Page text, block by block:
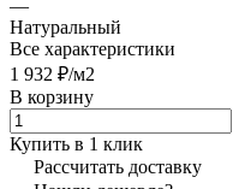
—
Натуральный
Все характеристики
1 932 ₽/м2
В корзину
Купить в 1 клик
Рассчитать доставку